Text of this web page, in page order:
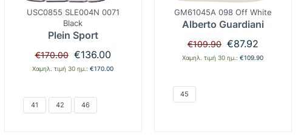
USC0855 SLE004N 0071
Black
Plein Sport
€170.00 Original
price
was:
€136.00Η
τρέχουσα
Χαμηλ. τιμή 30 ημ.:€170.00
41 42 46
GM61045A 098 Off White
Alberto Guardiani
€109.90 Original
price
was:
€87.92Η
τρέχουσα
Χαμηλ. τιμή 30 ημ.:€109.90
45